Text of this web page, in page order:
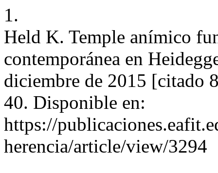
1.
Held K. Temple anímico
contemporánea en
diciembre de 2015 [citado
40. Disponible en:
https://
herencia/article/view/3294